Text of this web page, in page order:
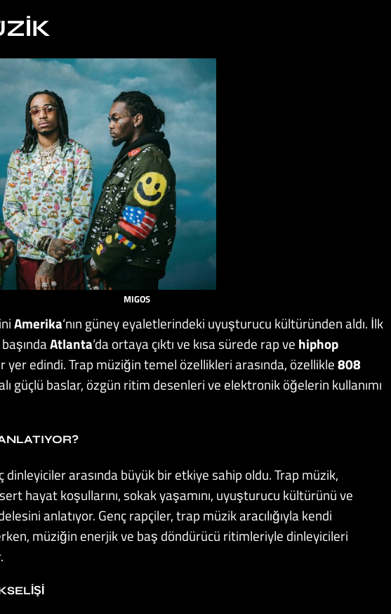
MIGOS
Amerika‘nın güney eyaletlerindeki uyuşturucu kültüründen aldı. İlk
başındaAtlanta‘da ortaya çıktı ve kısa sürede rap ve hiphop
yer edindi. Trap müziğin temel özellikleri arasında, özellikle808
güçlü baslar, özgün ritim desenleri ve elektronik öğelerin kullanımı
arasında büyük bir etkiye sahip oldu. Trap müzik,
hayat koşullarını, sokak yaşamını, uyuşturucu kültürünü ve
anlatıyor. Genç rapçiler, trap müzik aracılığıyla kendi
müziğin enerjik ve baş döndürücü ritimleriyle dinleyicileri